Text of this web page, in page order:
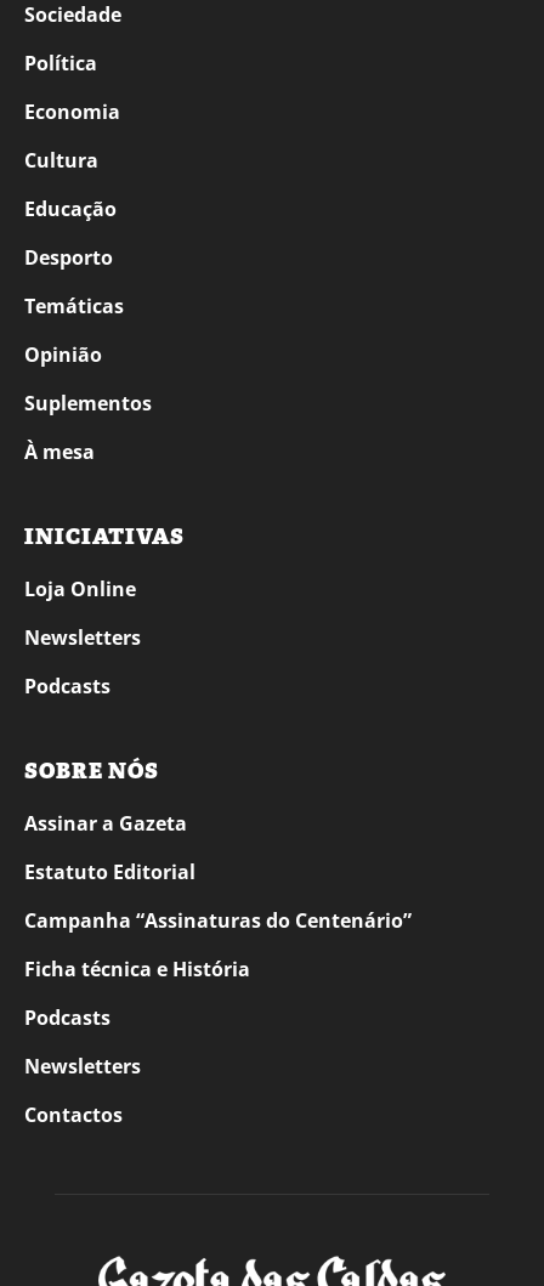
Sociedade
Política
Economia
Cultura
Educação
Desporto
Temáticas
Opinião
Suplementos
À mesa
INICIATIVAS
Loja Online
Newsletters
Podcasts
SOBRE NÓS
Assinar a Gazeta
Estatuto Editorial
Campanha “Assinaturas do Centenário”
Ficha técnica e História
Podcasts
Newsletters
Contactos